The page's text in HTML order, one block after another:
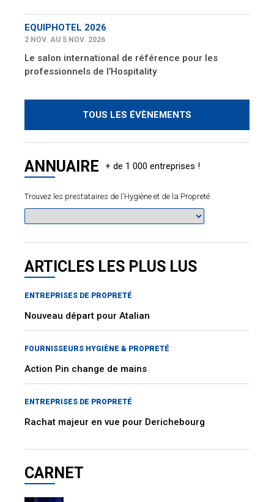
EQUIPHOTEL 2026
2 NOV. AU 5 NOV. 2026
Le salon international de référence pour les
professionnels de l’Hospitality
TOUS LES ÉVÈNEMENTS
ANNUAIRE
Trouvez les prestataires de l'Hygiène et de la Propreté
ARTICLES LES PLUS LUS
ENTREPRISES DE PROPRETÉ
Nouveau départ pour Atalian
FOURNISSEURS HYGIÈNE & PROPRETÉ
Action Pin change de mains
ENTREPRISES DE PROPRETÉ
Rachat majeur en vue pour Derichebourg
CARNET